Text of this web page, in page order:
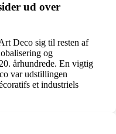
ud over
Deco sig til resten af
og
århundrede. En vigtig
var udstillingen
et industriels